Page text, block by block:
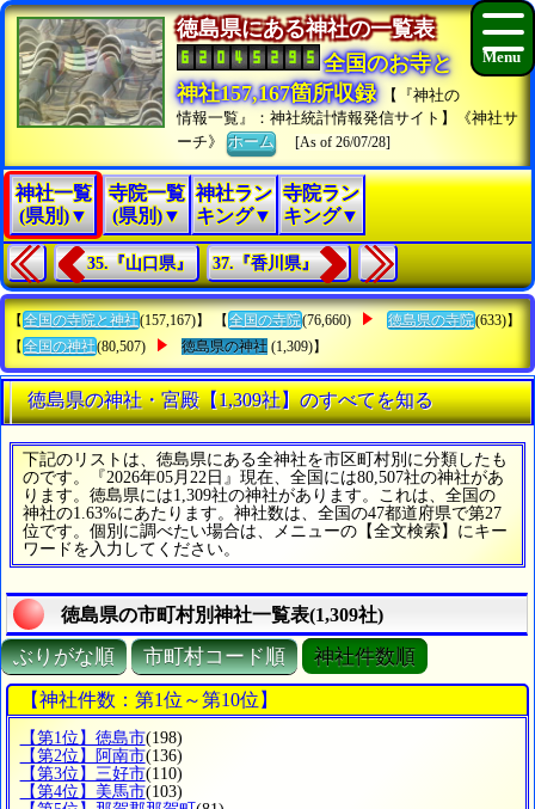
徳島県にある神社の一覧表
全国のお寺と
神社157,167箇所収録
【『神社の
情報一覧』：神社統計情報発信サイト】《神社サ
ーチ》ホーム [As of 26/07/28]
神社一覧
(県別)▼
寺院一覧
(県別)▼
神社ラン
キング▼
寺院ラン
キング▼
35.『山口県』 37.『香川県』
【 全国の寺院と神社(157,167)】 【 全国の寺院(76,660) 徳島県の寺院(633)】
【 全国の神社(80,507) 徳島県の神社 (1,309)】
徳島県の神社・宮殿【1,309社】のすべてを知る
下記のリストは、徳島県にある全神社を市区町村別に分類したも
のです。『2026年05月22日』現在、全国には80,507社の神社があ
ります。徳島県には1,309社の神社があります。これは、全国の
神社の1.63%にあたります。神社数は、全国の47都道府県で第27
位です。個別に調べたい場合は、メニューの【全文検索】にキー
ワードを入力してください。
徳島県の市町村別神社一覧表(1,309社)
ぶりがな順 市町村コード順 神社件数順
【神社件数：第1位～第10位】
【第1位】徳島市(198)
【第2位】阿南市(136)
【第3位】三好市(110)
【第4位】美馬市(103)